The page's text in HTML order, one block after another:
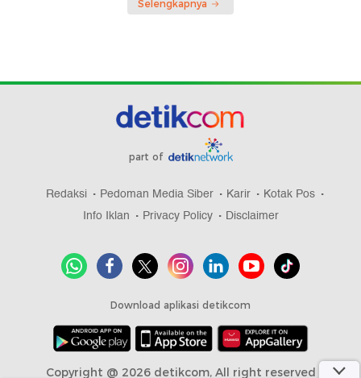
Selengkapnya
part of
Redaksi Pedoman Media Siber Karir
Kotak Pos
Info Iklan
Privacy Policy Disclaimer
Download aplikasi detikcom
Copyright @ 2026 detikcom, All right reserved